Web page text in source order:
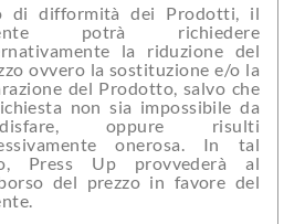
potrà richiedere
la riduzione del
ovvero la sostituzione e/o la
del Prodotto, salvo che
non sia impossibile da
oppure risulti
onerosa. In tal
Press Up provvederà al
del prezzo in favore del